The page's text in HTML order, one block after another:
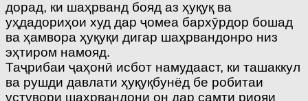
дорад, ки шаҳрванд бояд аз ҳуқуқ ва
уҳдадориҳои худ дар ҷомеа бархӯрдор бошад
ва ҳамвора ҳуқуқи дигар шаҳрвандонро низ
эҳтиром намояд.
Таҷрибаи ҷаҳонӣ исбот намудааст, ки ташаккул
ва рушди давлати ҳуқуқбунёд бе робитаи
устувори шаҳрвандони он дар самти риояи